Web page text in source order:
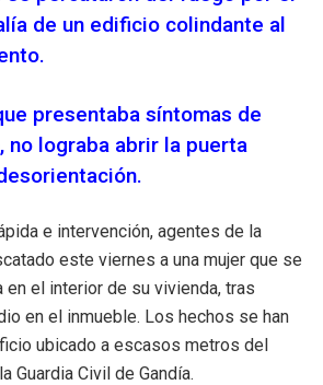
de un edificio colindante al
.
presentaba síntomas de
no lograba abrir la puerta
.
e intervención, agentes de la
este viernes a una mujer que se
en el interior de su vivienda, tras
en el inmueble. Los hechos se han
ubicado a escasos metros del
Guardia Civil de Gandía.